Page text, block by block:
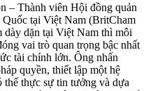
– Thành viên Hội đồng quản
tại Việt Nam (BritCham
dặn tại Việt Nam thì môi
vai trò quan trọng bậc nhất
tài chính lớn. Ông nhấn
quyền, thiết lập một hệ
thể thực sự tin tưởng và dựa